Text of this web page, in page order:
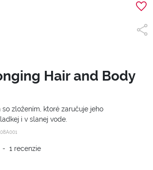
Hair and Body
zložením, ktoré zaručuje jeho
i v slanej vode.
- 1 recenzie